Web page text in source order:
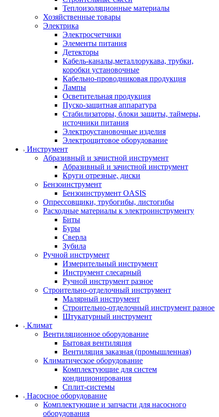
Теплоизоляционные материалы
Хозяйственные товары
Электрика
Электросчетчики
Элементы питания
Детекторы
Кабель-каналы,металлорукава, трубки,
коробки установочные
Кабельно-проводниковая продукция
Лампы
Осветительная продукция
Пуско-защитная аппаратура
Стабилизаторы, блоки защиты, таймеры,
источники питания
Электроустановочные изделия
Электрощитовое оборудование
Инструмент
Абразивный и зачистной инструмент
Абразивный и зачистной инструмент
Круги отрезные, диски
Бензоинструмент
Бензоинструмент OASIS
Опрессовщики, трубогибы, листогибы
Расходные материалы к электроинструменту
Биты
Буры
Сверла
Зубила
Ручной инструмент
Измерительный инструмент
Инструмент слесарный
Ручной инструмент разное
Строительно-отделочный инструмент
Малярный инструмент
Строительно-отделочный инструмент разное
Штукатурный инструмент
Климат
Вентиляционное оборудование
Бытовая вентиляция
Вентиляция заказная (промышленная)
Климатическое оборудование
Комплектующие для систем
кондиционирования
Сплит-системы
Насосное оборудование
Комплектующие и запчасти для насосного
оборудования